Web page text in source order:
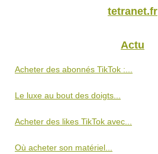
tetranet.fr
Actu
Acheter des abonnés TikTok :...
Le luxe au bout des doigts...
Acheter des likes TikTok avec...
Où acheter son matériel...